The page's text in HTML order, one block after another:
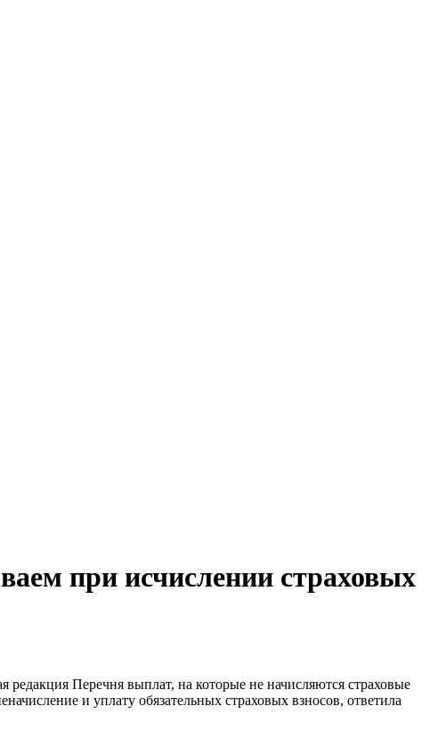
при исчислении страховых
редакция Перечня выплат, на которые не начисляются страховые
и уплату обязательных страховых взносов, ответила